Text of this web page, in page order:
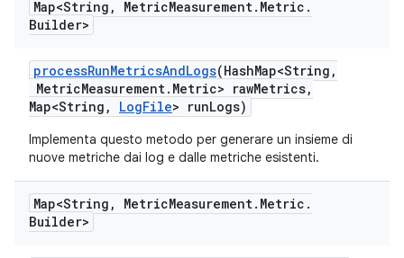
Map<String , MetricMeasurement. Metric .
Builder>
processRunMetricsAndLogs(HashMap<String ,
MetricMeasurement. Metric> rawMetrics,
Map<String , LogFile> runLogs)
Implementa questo metodo per generare un insieme di
nuove metriche dai log e dalle metriche esistenti.
Map<String , MetricMeasurement. Metric .
Builder>